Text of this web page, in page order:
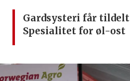
Gardsysteri får tildelt
Spesialitet for øl-ost